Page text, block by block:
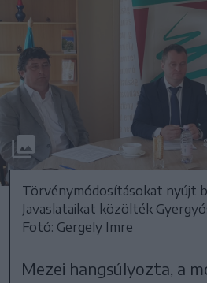
Törvénymódosításokat nyújt
Javaslataikat közölték
Fotó: Gergely Imre
Mezei hangsúlyozta, a